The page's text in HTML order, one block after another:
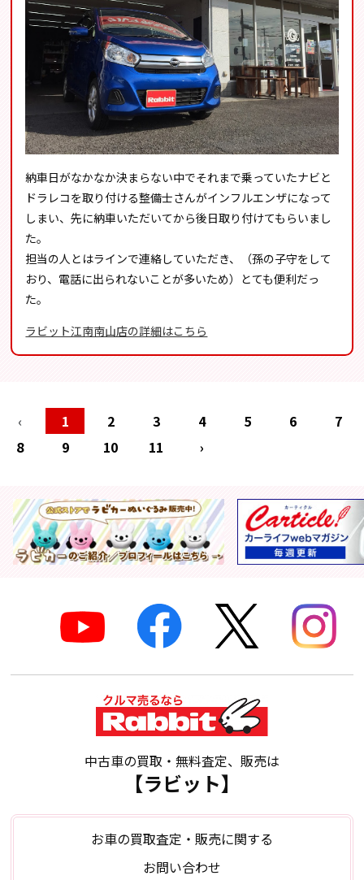
納車日がなかなか決まらない中でそれまで乗っていたナビと
ドラレコを取り付ける整備士さんがインフルエンザになって
しまい、先に納車いただいてから後日取り付けてもらいまし
た。
担当の人とはラインで連絡していただき、（孫の子守をして
おり、電話に出られないことが多いため）とても便利だっ
た。
ラビット江南南山店の詳細はこちら
‹ 1 2 3 4 5 6
7
8
9 10 11 ›
中古車の買取・無料査定、販売は
【ラビット】
お車の買取査定・販売に関する
お問い合わせ